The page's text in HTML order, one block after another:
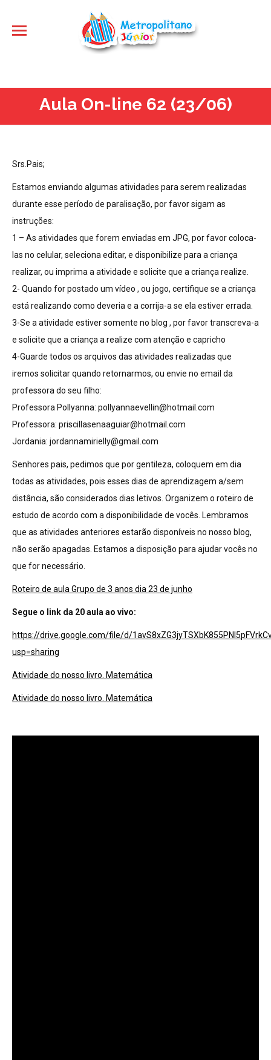
Aula On-line 62 (23/06)
Srs.Pais;
Estamos enviando algumas atividades para serem realizadas
durante esse período de paralisação, por favor sigam as
instruções:
1 – As atividades que forem enviadas em JPG, por favor coloca-
las no celular, seleciona editar, e disponibilize para a criança
realizar, ou imprima a atividade e solicite que a criança realize.
2- Quando for postado um vídeo , ou jogo, certifique se a criança
está realizando como deveria e a corrija-a se ela estiver errada.
3-Se a atividade estiver somente no blog , por favor transcreva-a
e solicite que a criança a realize com atenção e capricho
4-Guarde todos os arquivos das atividades realizadas que
iremos solicitar quando retornarmos, ou envie no email da
professora do seu filho:
Professora Pollyanna: pollyannaevellin@hotmail.com
Professora: priscillasenaaguiar@hotmail.com
Jordania: jordannamirielly@gmail.com
Senhores pais, pedimos que por gentileza, coloquem em dia
todas as atividades, pois esses dias de aprendizagem a/sem
distância, são considerados dias letivos. Organizem o roteiro de
estudo de acordo com a disponibilidade de vocês. Lembramos
que as atividades anteriores estarão disponíveis no nosso blog,
não serão apagadas. Estamos a disposição para ajudar vocês no
que for necessário.
Roteiro de aula Grupo de 3 anos dia 23 de junho
Segue o link da 20 aula ao vivo:
https://drive.google.com/file/d/
usp=sharing
Atividade do nosso livro. Matemática
Atividade do nosso livro. Matemática